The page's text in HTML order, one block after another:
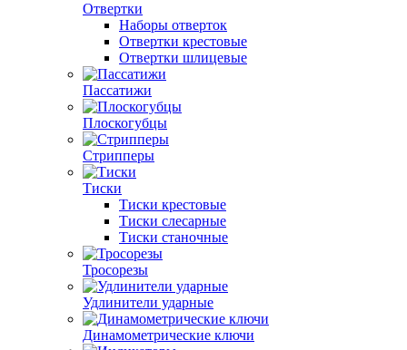
Отвертки
Наборы отверток
Отвертки крестовые
Отвертки шлицевые
Пассатижи
Плоскогубцы
Стрипперы
Тиски
Тиски крестовые
Тиски слесарные
Тиски станочные
Тросорезы
Удлинители ударные
Динамометрические ключи